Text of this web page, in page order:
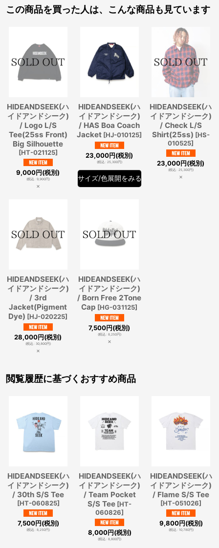
この商品を買った人は、こんな商品も見ています
HIDEANDSEEK(ハ
イドアンドシーク)
/ Logo L/S
Tee(25ss Front)
Big Silhouette
[HT-021125]
9,000円(税別)
(税込: 9,900円)
×
HIDEANDSEEK(ハ
イドアンドシーク)
/ HAS Boa Coach
Jacket [HJ-010125]
23,000円(税別)
(税込: 25,300円)
サイズ/色展開をみる
HIDEANDSEEK(ハ
イドアンドシーク)
/ Check L/S
Shirt(25ss) [HS-
010525]
23,000円(税別)
(税込: 25,300円)
×
HIDEANDSEEK(ハ
イドアンドシーク)
/ 3rd
Jacket(Pigment
Dye) [HJ-020225]
28,000円(税別)
(税込: 30,800円)
×
HIDEANDSEEK(ハ
イドアンドシーク)
/ Born Free 2Tone
Cap [HG-031125]
7,500円(税別)
(税込: 8,250円)
×
閲覧履歴に基づくおすすめ商品
HIDEANDSEEK(ハ
イドアンドシーク)
/ 30th S/S Tee
[HT-060825]
7,500円(税別)
(税込: 8,250円)
HIDEANDSEEK(ハ
イドアンドシーク)
/ Team Pocket
S/S Tee [HT-
060826]
8,000円(税別)
(税込: 8,800円)
HIDEANDSEEK(ハ
イドアンドシーク)
/ Flame S/S Tee
[HT-051026]
9,800円(税別)
(税込: 10,780円)